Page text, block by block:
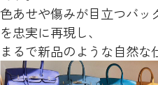
色あせや傷みが目立つバッ
を忠実に再現し、
まるで新品のような自然な